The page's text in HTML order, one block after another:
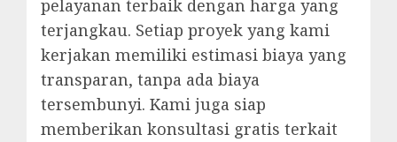
pelayanan terbaik dengan harga yang
terjangkau. Setiap proyek yang kami
kerjakan memiliki estimasi biaya yang
transparan, tanpa ada biaya
tersembunyi. Kami juga siap
memberikan konsultasi gratis terkait